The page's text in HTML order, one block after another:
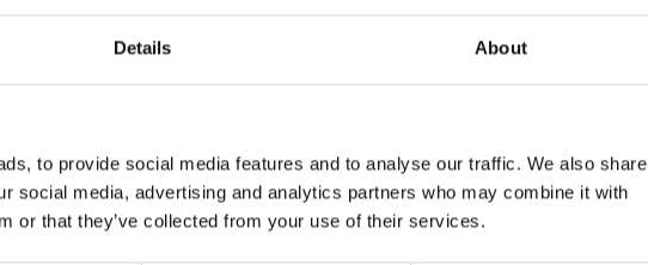
Details About
to provide social media features and to analyse our traffic. We also share
social media, advertising and analytics partners who may combine it with
or that they’ve collected from your use of their services.